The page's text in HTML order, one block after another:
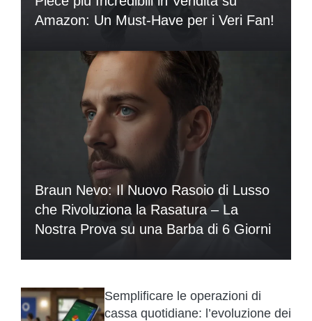
Amazon: Un Must-Have per i Veri Fan!
Braun Nevo: Il Nuovo Rasoio di Lusso
che Rivoluziona la Rasatura – La
Nostra Prova su una Barba di 6 Giorni
Semplificare le operazioni di
cassa quotidiane: l’evoluzione dei